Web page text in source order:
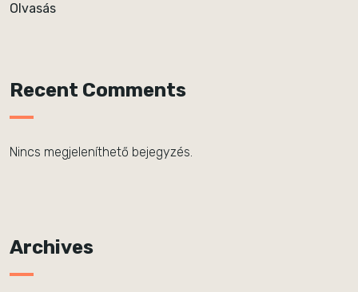
Olvasás
Recent Comments
Nincs megjeleníthető bejegyzés.
Archives